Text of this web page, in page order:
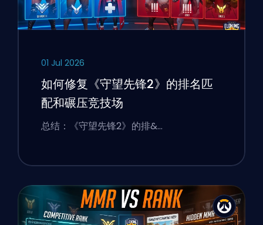
01 Jul 2026
如何修复《守望先锋2》的排名匹
配和碾压竞技场
总结：《守望先锋2》的排&…